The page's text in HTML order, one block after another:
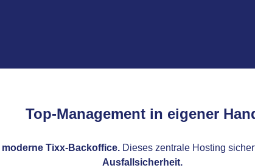
Top-Management in eigener
moderne Tixx-Backoffice. Dieses zentrale Hosting
Ausfallsicherheit.